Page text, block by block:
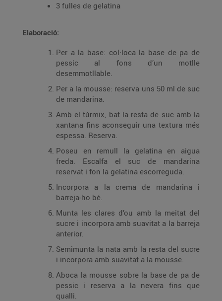
3 fulles de gelatina
Elaboració:
Per a la base: col·loca la base de pa de
pessic al fons d’un motlle
desemmotllable.
Per a la mousse: reserva uns 50 ml de suc
de mandarina.
Amb el túrmix, bat la resta de suc amb la
xantana fins aconseguir una textura més
espessa. Reserva.
Poseu en remull la gelatina en aigua
freda. Escalfa el suc de mandarina
reservat i fon la gelatina escorreguda.
Incorpora a la crema de mandarina i
barreja-ho bé.
Munta les clares d’ou amb la meitat del
sucre i incorpora amb suavitat a la barreja
anterior.
Semimunta la nata amb la resta del sucre
i incorpora amb suavitat a la mousse.
Aboca la mousse sobre la base de pa de
pessic i reserva a la nevera fins que
qualli.